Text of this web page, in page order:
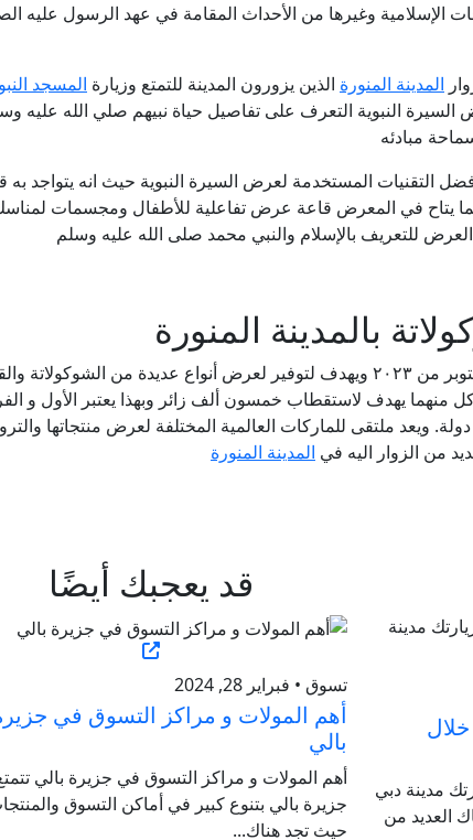
الإسلامية وغيرها من الأحداث المقامة في عهد الرسول عليه
المدينة المنورة الذين يزورون المدينة للتمتع وزيارة المسجد
النبوية التعرف على تفاصيل حياة نبيهم صلي الله عليه
مبادئه
المستخدمة لعرض السيرة النبوية حيث انه يتواجد به
كما يتاح في المعرض قاعة عرض تفاعلية للأطفال ومجسمات
للتعريف بالإسلام والنبي محمد صلى الله عليه وسلم
بالمدينة المنورة
من المقرر إقامة دورته الأولى في أواخر أكتوبر من ٢٠٢٣ ويهدف لتوفير لعرض أنواع عديدة من
منهما يهدف لاستقطاب خمسون ألف زائر وبهذا يعتبر الأول و
الشرق الأوسط حيث سيشارك فيه نحو ٤٠ دولة. ويعد ملتقى للماركات العالمية المختلفة لعرض منتجاتها
من الزوار اليه في المدينة المنورة
قد يعجبك أيضًا
مدينة دبي
العديد من
تسوق • فبراير 28, 2024
أهم المولات و مراكز التسوق في
بالي
أهم المولات و مراكز التسوق في جزيرة بالي
جزيرة بالي بتنوع كبير في أماكن التسوق
حيث تجد هناك...